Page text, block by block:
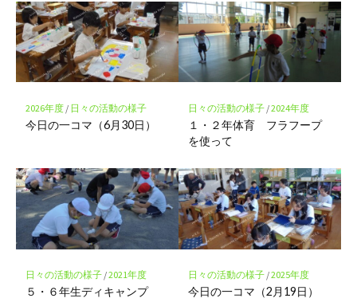
マ
ー
ク
に
保
存
2026年度/ 日々の活動の様子
今日の一コマ（6月30日）
日々の活動の様子/2024年度
１・２年体育 フラフープ
を使って
日々の活動の様子/2021年度
５・６年生ディキャンプ
日々の活動の様子/2025年度
今日の一コマ（2月19日）